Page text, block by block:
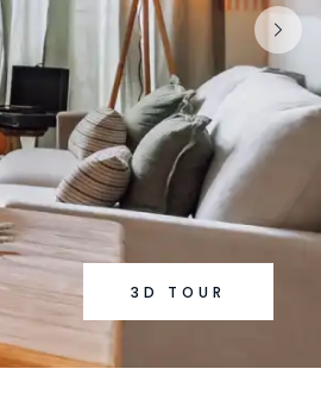
3D TOUR